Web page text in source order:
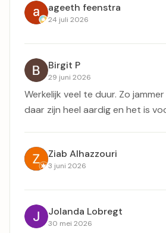
ageeth feenstra
24 juli 2026
Birgit P
29 juni 2026
Werkelijk veel te duur. Zo
daar zijn heel aardig en het is
Ziab Alhazzouri
3 juni 2026
Jolanda Lobregt
30 mei 2026